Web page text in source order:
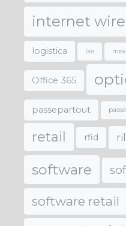
internet
logistica lxe
Office 365
passepartout
retail rfid
software
software retail